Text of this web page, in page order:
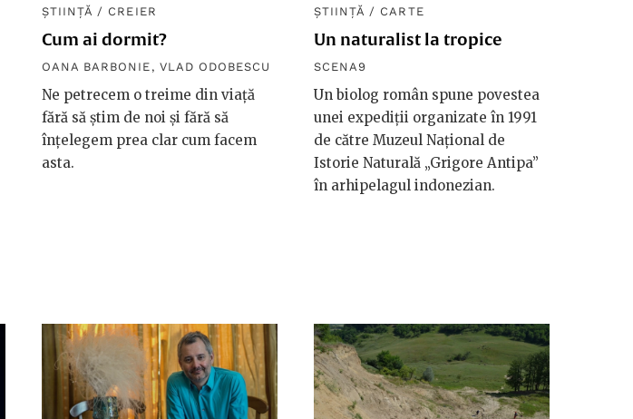
ȘTIINȚĂ / CREIER
Cum ai dormit?
OANA BARBONIE , VLAD ODOBESCU
Ne petrecem o treime din viață
fără să știm de noi și fără să
înțelegem prea clar cum facem
asta.
ȘTIINȚĂ / CARTE
Un naturalist la tropice
SCENA9
Un biolog român spune povestea
unei expediții organizate în 1991
de către Muzeul Național de
Istorie Naturală „Grigore Antipa”
în arhipelagul indonezian.